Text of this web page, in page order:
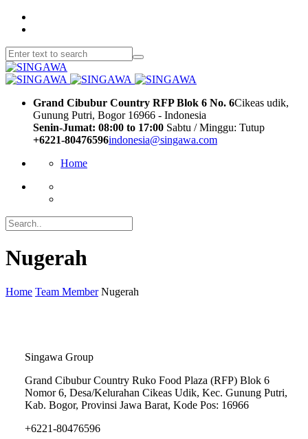
Grand Cibubur Country RFP Blok 6 No. 6Cikeas udik,
Gunung Putri, Bogor 16966 - Indonesia
Senin-Jumat: 08:00 to 17:00 Sabtu / Minggu: Tutup
+6221-80476596indonesia@singawa.com
Home
Nugerah
Home Team Member Nugerah
Singawa Group
Grand Cibubur Country Ruko Food Plaza (RFP) Blok 6
Nomor 6, Desa/Kelurahan Cikeas Udik, Kec. Gunung Putri,
Kab. Bogor, Provinsi Jawa Barat, Kode Pos: 16966
+6221-80476596